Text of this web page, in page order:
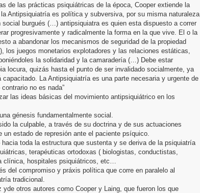
de las prácticas psiquiátricas de la época, Cooper extiende la
Antipsiquiatría es política y subversiva, por su misma naturaleza,
social burgués (…) antipsiquiatra es quien esta dispuesto a correr
progresivamente y radicalmente la forma en la que vive. El o la
a abandonar los mecanismos de seguridad de la propiedad
los juegos monetarios explotadores y las relaciones estáticas,
la solidaridad y la camaradería (…) Debe estar
locura, quizás hasta el punto de ser invalidado socialmente, ya
La Antipsiquiatría es una parte necesaria y urgente de
no es nada”
las ideas básicas del movimiento antipsiquiátrico en los
génesis fundamentalmente social.
la culpable, a través de su doctrina y de sus actuaciones
estado de represión ante el paciente psíquico.
toda la estructura que sustenta y se deriva de la psiquiatría
terapéuticas ortodoxas ( biologistas, conductistas,
clínica, hospitales psiquiátricos, etc…
del compromiso y práxis política que corre en paralelo al
tradicional.
otros autores como Cooper y Laing, que fueron los que